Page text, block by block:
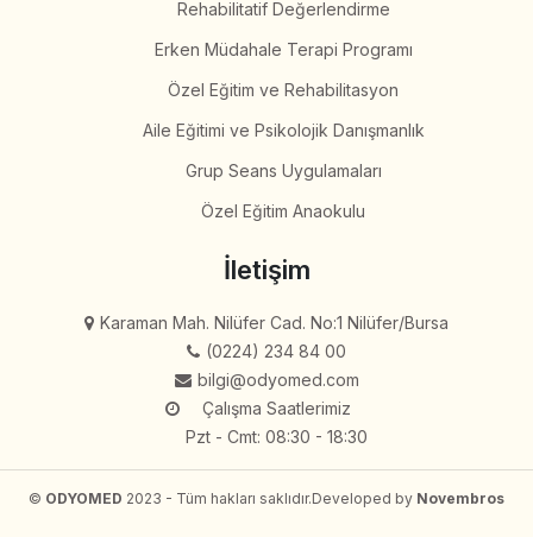
Rehabilitatif Değerlendirme
Erken Müdahale Terapi Programı
Özel Eğitim ve Rehabilitasyon
Aile Eğitimi ve Psikolojik Danışmanlık
Grup Seans Uygulamaları
Özel Eğitim Anaokulu
İletişim
Karaman Mah. Nilüfer Cad. No:1 Nilüfer/Bursa
(0224) 234 84 00
bilgi@odyomed.com
Çalışma Saatlerimiz
Pzt - Cmt: 08:30 - 18:30
© ODYOMED 2023 - Tüm hakları saklıdır.Developed by Novembros